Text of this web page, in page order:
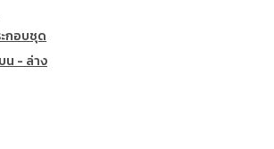
กอบชุด
น - ล่าง